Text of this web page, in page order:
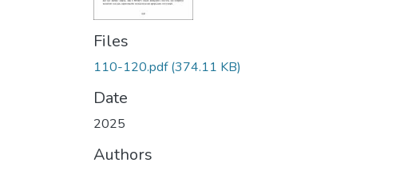
Files
110-120.pdf(374.11 KB)
Date
2025
Authors